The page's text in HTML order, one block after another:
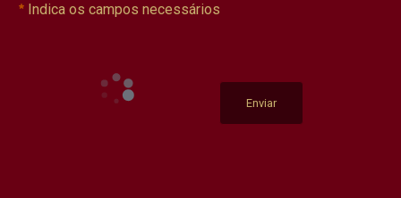
Indica os campos necessários
Enviar